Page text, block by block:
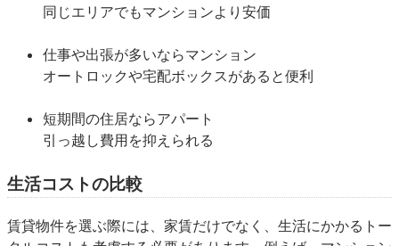
同じエリアでもマンションより安価
仕事や出張が多いならマンション
オートロックや宅配ボックスがあると便利
短期間の住居ならアパート
引っ越し費用を抑えられる
生活コストの比較
賃貸物件を選ぶ際には、家賃だけでなく、生活にかかるトー